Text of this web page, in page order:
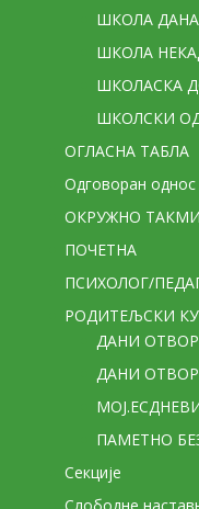
ШКОЛА
ШКОЛА
ШКОЛАСКА
ШКОЛСКИ
ОГЛАСНА ТАБЛА
Одговоран
ОКРУЖНО
ПОЧЕТНА
ПСИХОЛОГ/
РОДИТЕЉСКИ
ДАНИ
ДАНИ
ПАМЕТНО
Секције